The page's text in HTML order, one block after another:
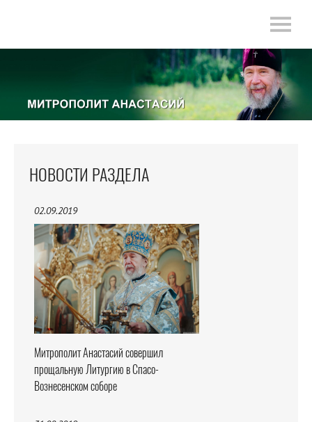
НОВОСТИ РАЗДЕЛА
02.09.2019
Митрополит Анастасий совершил
прощальную Литургию в Спасо-
Вознесенском соборе